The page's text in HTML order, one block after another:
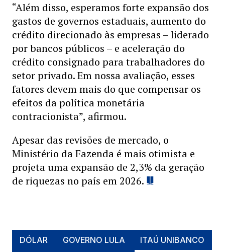
“Além disso, esperamos forte expansão dos
gastos de governos estaduais, aumento do
crédito direcionado às empresas – liderado
por bancos públicos – e aceleração do
crédito consignado para trabalhadores do
setor privado. Em nossa avaliação, esses
fatores devem mais do que compensar os
efeitos da política monetária
contracionista”, afirmou.
Apesar das revisões de mercado, o
Ministério da Fazenda é mais otimista e
projeta uma expansão de 2,3% da geração
de riquezas no país em 2026.
DÓLAR GOVERNO LULA
ITAÚ UNIBANCO